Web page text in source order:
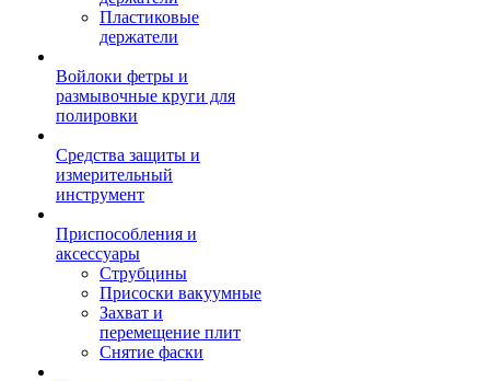
Пластиковые
держатели
Войлоки фетры и
размывочные круги для
полировки
Средства защиты и
измерительный
инструмент
Приспособления и
аксессуары
Струбцины
Присоски вакуумные
Захват и
перемещение плит
Снятие фаски